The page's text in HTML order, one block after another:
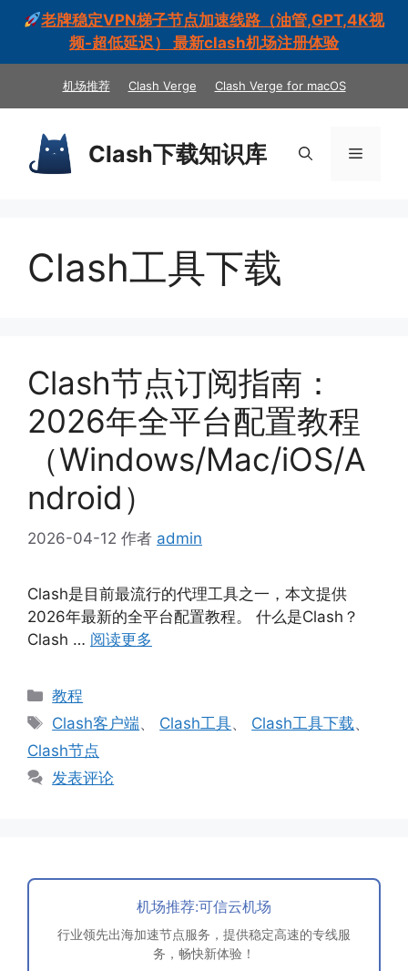
老牌稳定VPN梯子节点加速线路（油管,GPT,4K视
频-超低延迟） 最新clash机场注册体验
机场推荐 Clash Verge Clash Verge for macOS
Clash下载知识库 菜
Clash工具下载
Clash节点订阅指南：
2026年全平台配置教程
（Windows/Mac/iOS/A
ndroid）
2026-04-12 作者 admin
Clash是目前最流行的代理工具之一，本文提供
2026年最新的全平台配置教程。 什么是Clash？
Clash … 阅读更多
分
类
教程
标
签
Clash客户端、 Clash工具、 Clash工具下载、
Clash节点
发表评论
机场推荐:可信云机场
行业领先出海加速节点服务，提供稳定高速的专线服
务，畅快新体验！